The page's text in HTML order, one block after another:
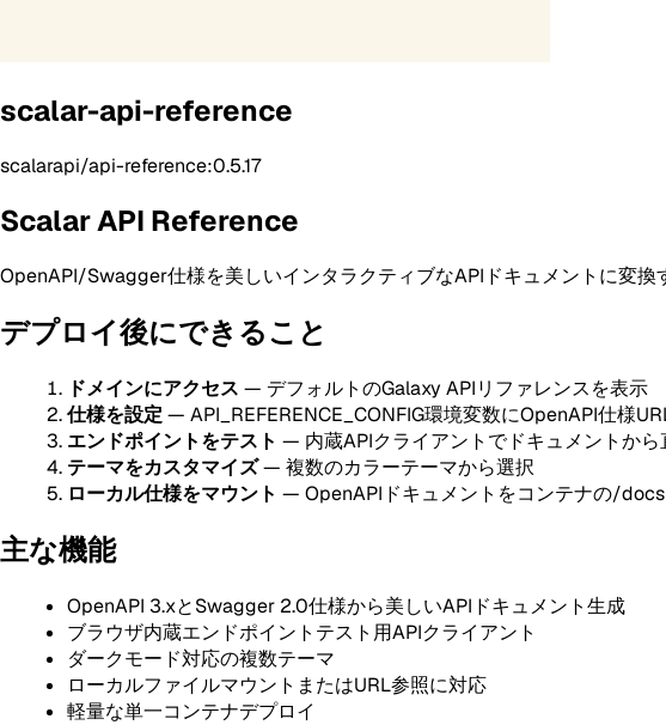
scalar-api-reference
scalarapi/api-reference:0.5.17
Scalar API Reference
OpenAPI/Swagger仕様を美しいインタラクティブなAPIドキュメントに変
デプロイ後にできること
ドメインにアクセス — デフォルトのGalaxy APIリファレンスを表示
仕様を設定 — API_REFERENCE_CONFIG環境変数にOpenAPI仕様
エンドポイントをテスト — 内蔵APIクライアントでドキュメントから
テーマをカスタマイズ— 複数のカラーテーマから選択
ローカル仕様をマウント — OpenAPIドキュメントをコンテナの/docs
主な機能
OpenAPI 3.xとSwagger 2.0仕様から美しいAPIドキュメント生成
ブラウザ内蔵エンドポイントテスト用APIクライアント
ダークモード対応の複数テーマ
ローカルファイルマウントまたはURL参照に対応
軽量な単一コンテナデプロイ